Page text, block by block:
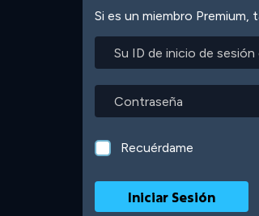
Si es un miembro
inicio
sesión
o
apodoRecuérdame